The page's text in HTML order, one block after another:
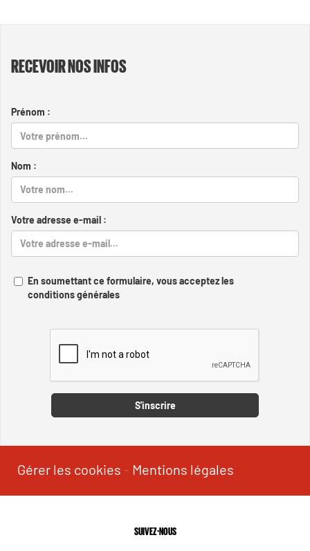
RECEVOIR NOS INFOS
Prénom :
Nom :
Votre adresse e-mail :
En soumettant ce formulaire, vous acceptez les
conditions générales
S'inscrire
Gérer les cookies - Mentions légales
SUIVEZ-NOUS